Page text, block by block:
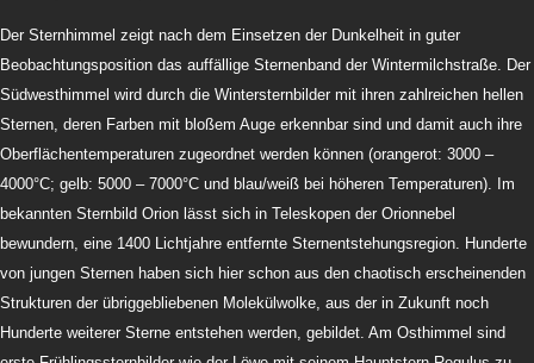
Der Sternhimmel zeigt nach dem Einsetzen der Dunkelheit in guter
Beobachtungsposition das auffällige Sternenband der Wintermilchstraße. Der
Südwesthimmel wird durch die Wintersternbilder mit ihren zahlreichen hellen
Sternen, deren Farben mit bloßem Auge erkennbar sind und damit auch ihre
Oberflächentemperaturen zugeordnet werden können (orangerot: 3000 –
4000°C; gelb: 5000 – 7000°C und blau/weiß bei höheren Temperaturen). Im
bekannten Sternbild Orion lässt sich in Teleskopen der Orionnebel
bewundern, eine 1400 Lichtjahre entfernte Sternentstehungsregion. Hunderte
von jungen Sternen haben sich hier schon aus den chaotisch erscheinenden
Strukturen der übriggebliebenen Molekülwolke, aus der in Zukunft noch
Hunderte weiterer Sterne entstehen werden, gebildet. Am Osthimmel sind